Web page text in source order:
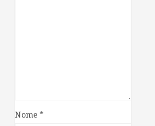
Nome *